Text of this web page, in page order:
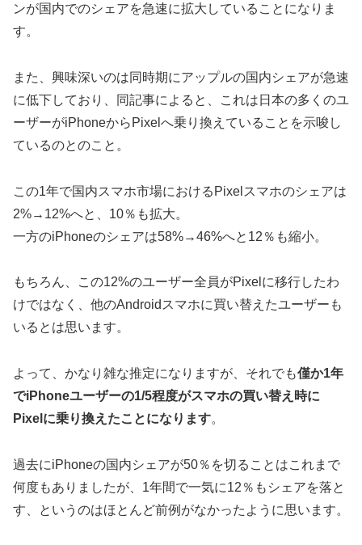
ンが国内でのシェアを急速に拡大していることになりま
す。
また、興味深いのは同時期にアップルの国内シェアが急速
に低下しており、同記事によると、これは日本の多くのユ
ーザーがiPhoneからPixelへ乗り換えていることを示唆し
ているのとのこと。
この1年で国内スマホ市場におけるPixelスマホのシェアは
2%→12%へと、10％も拡大。
一方のiPhoneのシェアは58%→46%へと12％も縮小。
もちろん、この12%のユーザー全員がPixelに移行したわ
けではなく、他のAndroidスマホに買い替えたユーザーも
いるとは思います。
よって、かなり雑な推定になりますが、それでも僅か1年
でiPhoneユーザーの1/5程度がスマホの買い替え時に
Pixelに乗り換えたことになります。
過去にiPhoneの国内シェアが50％を切ることはこれまで
何度もありましたが、1年間で一気に12％もシェアを落と
す、というのはほとんど前例がなかったように思います。